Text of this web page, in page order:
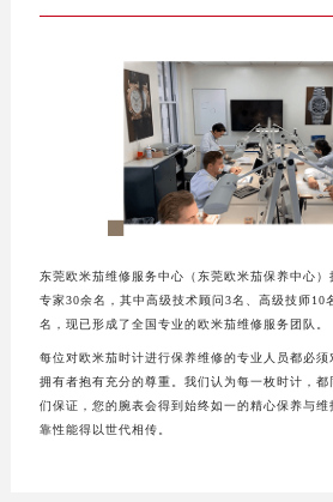
东莞欧米茄维修服务中心（东莞欧米茄保养中心
专家30余名，其中高级技术顾问3名、高级技师10
名，现已形成了全国专业的欧米茄维修服务团队。
每位对欧米茄时计进行保养维修的专业人员都必
拥有者抱有充分的尊重。我们认为每一枚时计，
们保证，您的腕表会得到始终如一的精心保养与
靠性能得以世代相传。